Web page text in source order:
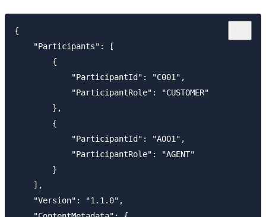
{
    "Participants": [
        {
            "ParticipantId": "C001",
            "ParticipantRole": "CUSTOMER"
        },
        {
            "ParticipantId": "A001",
            "ParticipantRole": "AGENT"
        }
    ],
    "Version": "1.1.0",